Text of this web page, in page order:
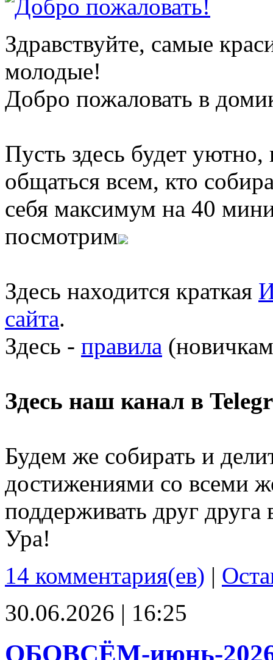
Здравствуйте, самые
молодые!
Добро пожаловать в
Пусть здесь будет
общаться всем, кто
себя максимум на 40
посмотрим
Здесь находится краткая
сайта.
Здесь - правила
Здесь наш канал в
Будем же собирать и
достижениями со всеми
поддерживать друг
Ура!
14 комментария(ев) |
30.06.2026 | 16:25
ОБОВСЁМ-июнь-